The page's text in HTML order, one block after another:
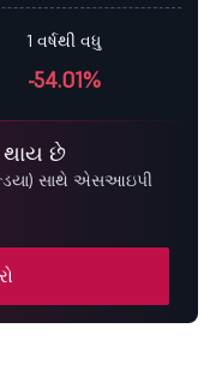
1 વર્ષથી વધુ
-54.01%
થાય છે
સાથે એસઆઇપી